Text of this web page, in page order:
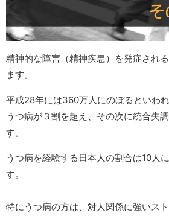
精神的な障害（精神疾患）を発症され
ます。
平成28年には360万人にのぼるといわ
うつ病が３割を超え、その次に統合失
す。
うつ病を経験する日本人の割合は10人
す。
特にうつ病の方は、対人関係に強いス